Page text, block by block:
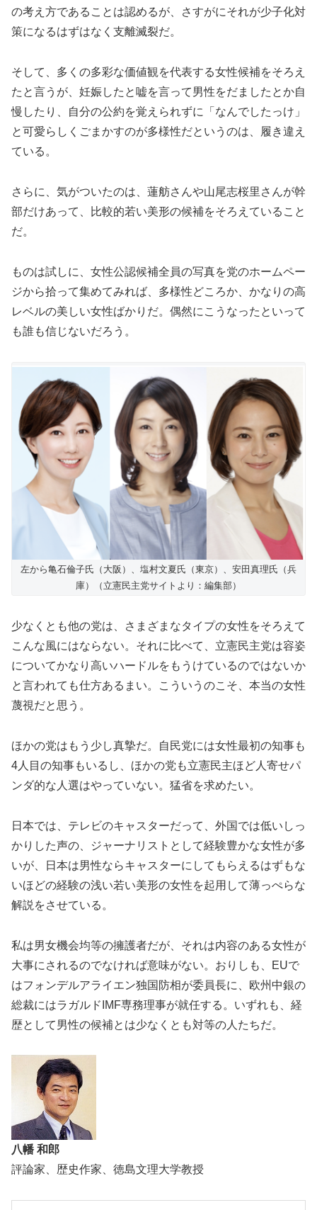
の考え方であることは認めるが、さすがにそれが少子化対
策になるはずはなく支離滅裂だ。
そして、多くの多彩な価値観を代表する女性候補をそろえ
たと言うが、妊娠したと嘘を言って男性をだましたとか自
慢したり、自分の公約を覚えられずに「なんでしたっけ」
と可愛らしくごまかすのが多様性だというのは、履き違え
ている。
さらに、気がついたのは、蓮舫さんや山尾志桜里さんが幹
部だけあって、比較的若い美形の候補をそろえていること
だ。
ものは試しに、女性公認候補全員の写真を党のホームペー
ジから拾って集めてみれば、多様性どころか、かなりの高
レベルの美しい女性ばかりだ。偶然にこうなったといって
も誰も信じないだろう。
左から亀石倫子氏（大阪）、塩村文夏氏（東京）、安田真理氏（兵
庫）（立憲民主党サイトより：編集部）
少なくとも他の党は、さまざまなタイプの女性をそろえて
こんな風にはならない。それに比べて、立憲民主党は容姿
についてかなり高いハードルをもうけているのではないか
と言われても仕方あるまい。こういうのこそ、本当の女性
蔑視だと思う。
ほかの党はもう少し真摯だ。自民党には女性最初の知事も
4人目の知事もいるし、ほかの党も立憲民主ほど人寄せパ
ンダ的な人選はやっていない。猛省を求めたい。
日本では、テレビのキャスターだって、外国では低いしっ
かりした声の、ジャーナリストとして経験豊かな女性が多
いが、日本は男性ならキャスターにしてもらえるはずもな
いほどの経験の浅い若い美形の女性を起用して薄っぺらな
解説をさせている。
私は男女機会均等の擁護者だが、それは内容のある女性が
大事にされるのでなければ意味がない。おりしも、EUで
はフォンデルアライエン独国防相が委員長に、欧州中銀の
総裁にはラガルドIMF専務理事が就任する。いずれも、経
歴として男性の候補とは少なくとも対等の人たちだ。
八幡 和郎
評論家、歴史作家、徳島文理大学教授